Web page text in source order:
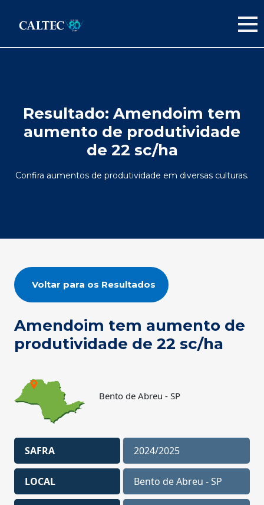
Resultado: Amendoim tem
aumento de produtividade
de 22 sc/ha
Confira aumentos de produtividade em diversas culturas.
Voltar para os Resultados
Amendoim tem aumento de
produtividade de 22 sc/ha
Bento de Abreu - SP
SAFRA 2024/2025
LOCAL Bento de Abreu - SP